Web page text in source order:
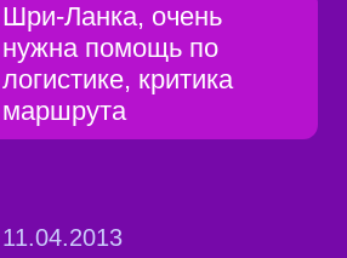
Шри-Ланка, очень
нужна помощь по
логистике, критика
маршрута
11.04.2013